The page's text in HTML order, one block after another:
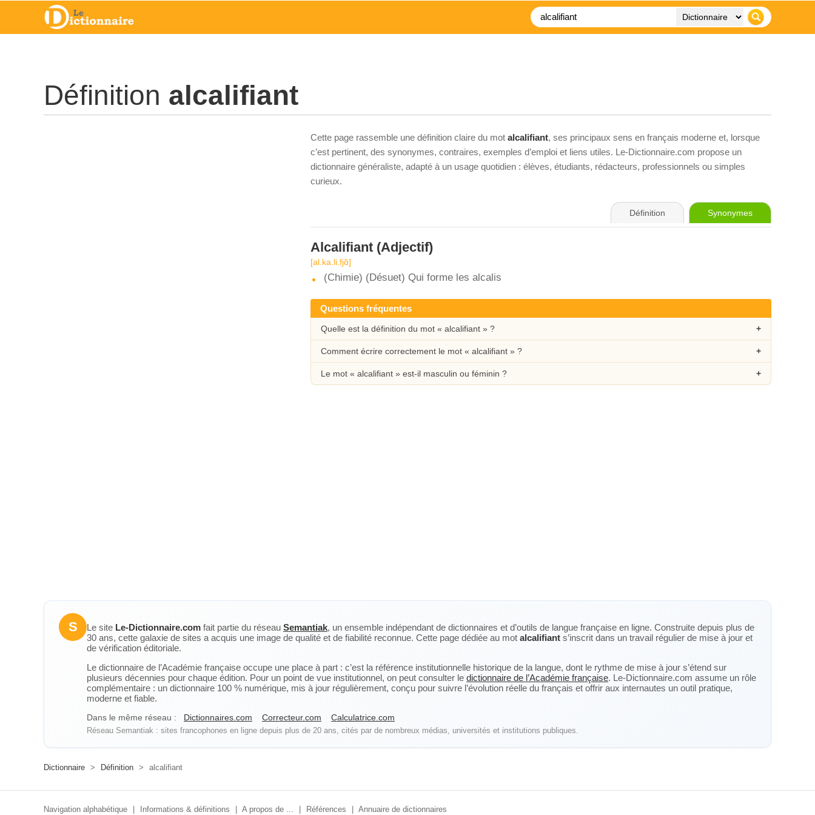
Définition alcalifiant
Cette page rassemble une définition claire du mot alcalifiant, ses principaux sens en français moderne et, lorsque
c’est pertinent, des synonymes, contraires, exemples d’emploi et liens utiles. Le-Dictionnaire.com propose un
dictionnaire généraliste, adapté à un usage quotidien : élèves, étudiants, rédacteurs, professionnels ou simples
curieux.
Définition Synonymes
Alcalifiant (Adjectif)
[al.ka.li.fjɑ̃]
(Chimie) (Désuet) Qui forme les alcalis
Questions fréquentes
Quelle est la définition du mot « alcalifiant » ?
Comment écrire correctement le mot « alcalifiant » ?
Le mot « alcalifiant » est-il masculin ou féminin ?
S Le site Le-Dictionnaire.com fait partie du réseau Semantiak, un ensemble indépendant de dictionnaires et d’outils de langue française en ligne. Construite depuis plus de
30 ans, cette galaxie de sites a acquis une image de qualité et de fiabilité reconnue. Cette page dédiée au mot alcalifiant s’inscrit dans un travail régulier de mise à jour et
de vérification éditoriale.
Le dictionnaire de l’Académie française occupe une place à part : c’est la référence institutionnelle historique de la langue, dont le rythme de mise à jour s’étend sur
plusieurs décennies pour chaque édition. Pour un point de vue institutionnel, on peut consulter le dictionnaire de l’Académie française. Le-Dictionnaire.com assume un rôle
complémentaire : un dictionnaire 100 % numérique, mis à jour régulièrement, conçu pour suivre l’évolution réelle du français et offrir aux internautes un outil pratique,
moderne et fiable.
Dans le même réseau : Dictionnaires.com Correcteur.com Calculatrice.com
Réseau Semantiak : sites francophones en ligne depuis plus de 20 ans, cités par de nombreux médias, universités et institutions publiques.
Dictionnaire > Définition > alcalifiant
Navigation alphabétique Informations & définitions A propos de ... Références Annuaire de dictionnaires